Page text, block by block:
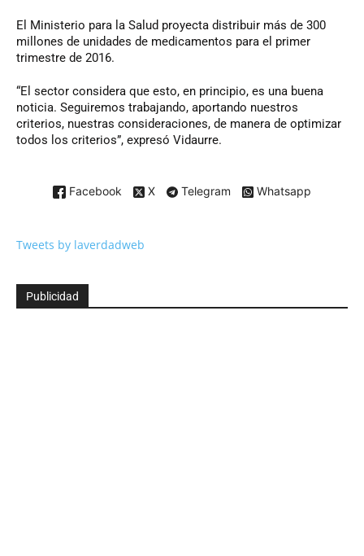
El Ministerio para la Salud proyecta distribuir más de 300
millones de unidades de medicamentos para el primer
trimestre de 2016.
“El sector considera que esto, en principio, es una buena
noticia. Seguiremos trabajando, aportando nuestros
criterios, nuestras consideraciones, de manera de optimizar
todos los criterios”, expresó Vidaurre.
Facebook X Telegram Whatsapp
Tweets by laverdadweb
Publicidad